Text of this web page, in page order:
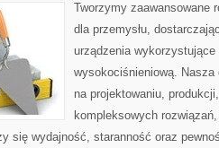
Tworzymy zaawansowane
dla przemysłu,
urządzenia wykorzystujące
wysokociśnieniową. Nasza
na projektowaniu,
kompleksowych
się wydajność, staranność oraz